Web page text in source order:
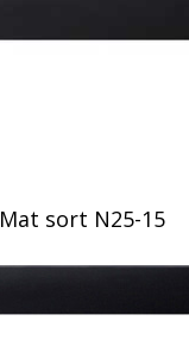
Mat sort N25-15